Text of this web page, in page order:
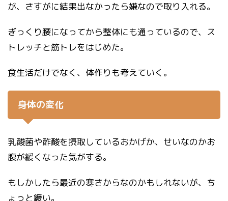
が、さすがに結果出なかったら嫌なので取り入れる。
ぎっくり腰になってから整体にも通っているので、ス
トレッチと筋トレをはじめた。
食生活だけでなく、体作りも考えていく。
身体の変化
乳酸菌や酢酸を摂取しているおかげか、せいなのかお
腹が緩くなった気がする。
もしかしたら最近の寒さからなのかもしれないが、ち
ょっと緩い。